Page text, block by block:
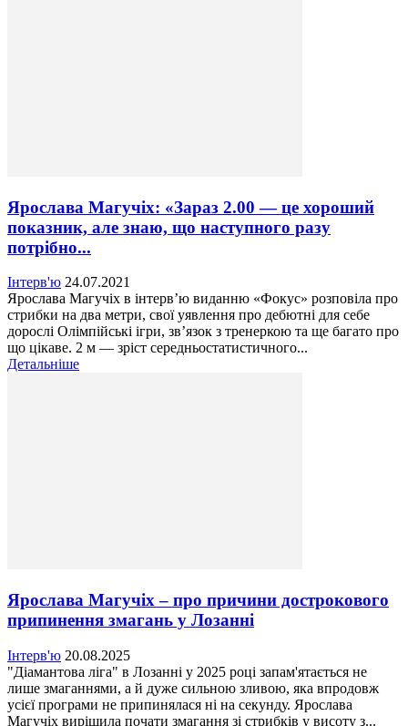
Ярослава Магучіх: «Зараз 2.00 — це хороший
показник, але знаю, що наступного разу
потрібно...
Інтерв'ю 24.07.2021
Ярослава Магучіх в інтерв’ю виданню «Фокус» розповіла про
стрибки на два метри, свої уявлення про дебютні для себе
дорослі Олімпійські ігри, зв’язок з тренеркою та ще багато про
що цікаве. 2 м — зріст середньостатистичного...
Детальніше
Ярослава Магучіх – про причини дострокового
припинення змагань у Лозанні
Інтерв'ю 20.08.2025
"Діамантова ліга" в Лозанні у 2025 році запам'ятається не
лише змаганнями, а й дуже сильною зливою, яка впродовж
усієї програми не припинялася ні на секунду. Ярослава
Магучіх вирішила почати змагання зі стрибків у висоту з...